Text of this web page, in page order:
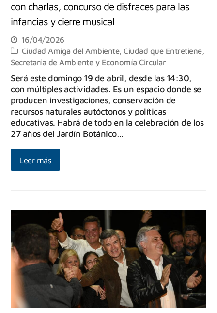
con charlas, concurso de disfraces para las
infancias y cierre musical
16/04/2026
Ciudad Amiga del Ambiente,Ciudad que Entretiene,
Secretaría de Ambiente y Economía Circular
Será este domingo 19 de abril, desde las 14:30,
con múltiples actividades. Es un espacio donde se
producen investigaciones, conservación de
recursos naturales autóctonos y políticas
educativas. Habrá de todo en la celebración de los
27 años del Jardín Botánico…
Leer más